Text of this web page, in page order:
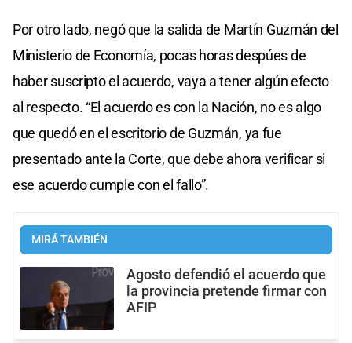
Por otro lado, negó que la salida de Martín Guzmán del
Ministerio de Economía, pocas horas despúes de
haber suscripto el acuerdo, vaya a tener algún efecto
al respecto. “El acuerdo es con la Nación, no es algo
que quedó en el escritorio de Guzmán, ya fue
presentado ante la Corte, que debe ahora verificar si
ese acuerdo cumple con el fallo”.
MIRÁ TAMBIÉN
Agosto defendió el acuerdo que
la provincia pretende firmar con
AFIP